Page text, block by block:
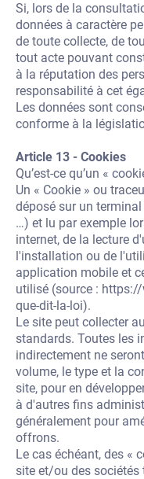
Si, lors de la
données à caractère
de toute collecte, de
tout acte pouvant
à la réputation des
responsabilité à cet
Les données sont
conforme à la
Article 13 - Cookies
Qu’est-ce qu’un «
Un « Cookie » ou
déposé sur un
…) et lu par exemple
internet, de la lecture
l'installation ou de
application mobile et
utilisé (source :
que-dit-la-loi).
Le site peut collecter
standards. Toutes les
indirectement ne
volume, le type et la
site, pour en
à d'autres fins
généralement pour
offrons.
Le cas échéant, des «
site et/ou des sociétés